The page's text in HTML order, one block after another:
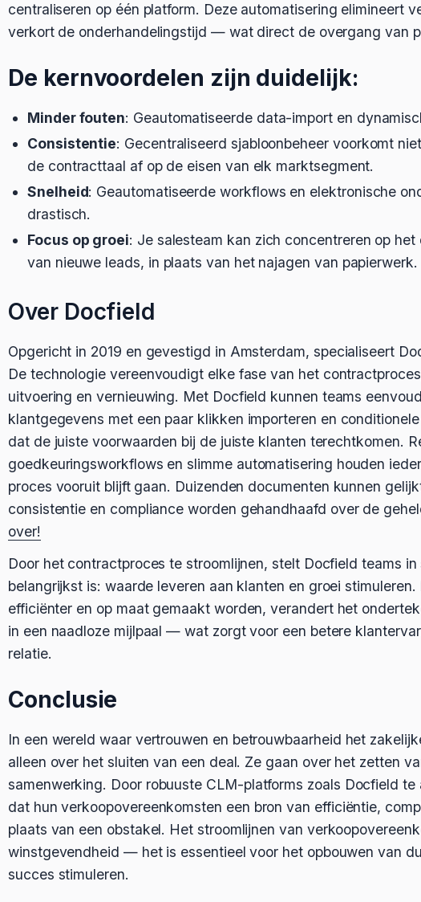
centraliseren op één platform. Deze automatisering elimineert
verkort de onderhandelingstijd — wat direct de overgang van
De kernvoordelen zijn duidelijk:
Minder fouten: Geautomatiseerde data-import en
Consistentie: Gecentraliseerd sjabloonbeheer voorkomt
de contracttaal af op de eisen van elk marktsegment.
Snelheid: Geautomatiseerde workflows en elektronische
drastisch.
Focus op groei: Je salesteam kan zich concentreren op
van nieuwe leads, in plaats van het najagen van papierwerk.
Over Docfield
Opgericht in 2019 en gevestigd in Amsterdam, specialiseert
De technologie vereenvoudigt elke fase van het
uitvoering en vernieuwing. Met Docfield kunnen teams
klantgegevens met een paar klikken importeren en
dat de juiste voorwaarden bij de juiste klanten terechtkomen.
goedkeuringsworkflows en slimme automatisering houden
proces vooruit blijft gaan. Duizenden documenten kunnen
consistentie en compliance worden gehandhaafd over de
over!
Door het contractproces te stroomlijnen, stelt Docfield teams
belangrijkst is: waarde leveren aan klanten en groei
efficiënter en op maat gemaakt worden, verandert het
in een naadloze mijlpaal — wat zorgt voor een betere
relatie.
Conclusie
In een wereld waar vertrouwen en betrouwbaarheid het
alleen over het sluiten van een deal. Ze gaan over het zetten
samenwerking. Door robuuste CLM-platforms zoals Docfield
dat hun verkoopovereenkomsten een bron van efficiëntie,
plaats van een obstakel. Het stroomlijnen van
winstgevendheid — het is essentieel voor het opbouwen van
succes stimuleren.